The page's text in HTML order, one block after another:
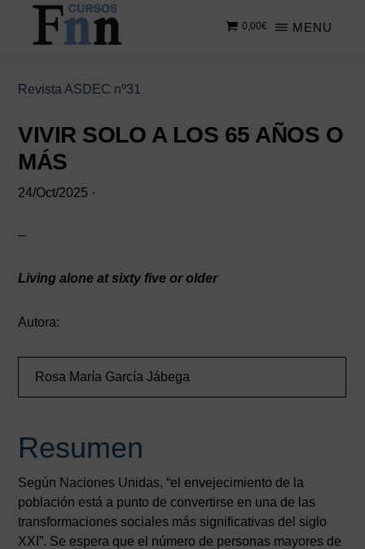
Saltar
contenido
Saltar
lateral
MENU
0,00€
Revista ASDEC nº31
VIVIR SOLO A LOS 65 AÑOS O
MÁS
24/Oct/2025 ·
Living alone at sixty five or older
Autora:
Rosa María García Jábega
Resumen
Según Naciones Unidas, “el envejecimiento de la
población está a punto de convertirse en una de las
transformaciones sociales más significativas del siglo
XXI”. Se espera que el número de personas mayores de